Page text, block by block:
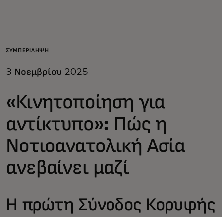
Για επιχειρήσεις
Για καινοτόμους
Νέα και τάσεις
ΣΥΜΠΕΡΊΛΗΨΗ
3 Νοεμβρίου 2025
«Κινητοποίηση για
αντίκτυπο»: Πώς η
Νοτιοανατολική Ασία
ανεβαίνει μαζί
Η πρώτη Σύνοδος Κορυφής